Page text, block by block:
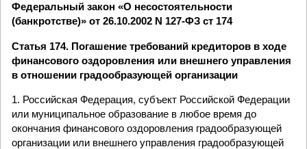
Федеральный закон «О несостоятельности
(банкротстве)» от 26.10.2002 N 127-ФЗ ст 174
Статья 174. Погашение требований кредиторов в ходе
финансового оздоровления или внешнего управления
в отношении градообразующей организации
1. Российская Федерация, субъект Российской Федерации
или муниципальное образование в любое время до
окончания финансового оздоровления градообразующей
организации или внешнего управления градообразующей